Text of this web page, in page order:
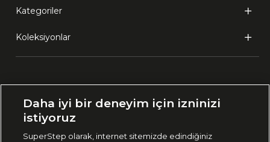
Kategoriler
Koleksiyonlar
🇹🇷 Türkiye
Daha iyi bir deneyim için izninizi
istiyoruz
SuperStep olarak, internet sitemizde edindiğiniz